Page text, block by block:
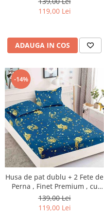
119,00 Lei
ADAUGA IN COS
-14%
Husa de pat dublu + 2 Fete de
Perna , Finet Premium , cu
elastic , HP48
139,00 Lei
119,00 Lei